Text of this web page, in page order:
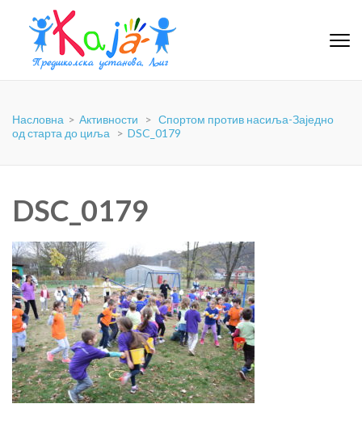
PU-KAJA
Насловна > Активности > Спортом против насиља-Заједно
од старта до циља
> DSC_0179
DSC_0179